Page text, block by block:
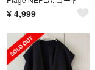
¥ 4,999